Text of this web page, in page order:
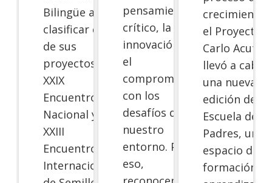
Bilingüe a
clasificar dos
de sus
proyectos al
XXIX
Encuentro
Nacional y
XXIII
Encuentro
Internacional
pensamiento
crítico, la
innovación y
el
compromiso
con los
desafíos de
nuestro
entorno. Por
eso,
crecimiento,
el Proyecto
Carlo Acutis
llevó a cabo
una nueva
edición de su
Escuela de
Padres, un
espacio de
formación y